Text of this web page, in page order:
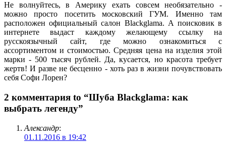
Не волнуйтесь, в Америку ехать совсем необязательно -
можно просто посетить московский ГУМ. Именно там
расположен официальный салон Blackglama. А поисковик в
интернете выдаст каждому желающему ссылку на
русскоязычный сайт, где можно ознакомиться с
ассортиментом и стоимостью. Средняя цена на изделия этой
марки - 500 тысяч рублей. Да, кусается, но красота требует
жертв! И разве не бесценно - хоть раз в жизни почувствовать
себя Софи Лорен?
2 комментария to “Шуба Blackglama: как
выбрать легенду”
Александр:
01.11.2016 в 19:42